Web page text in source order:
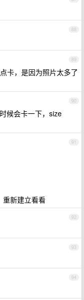
88
89
卡，是因为照片太多了
90
候会卡一下，size
91
重新建立看看
92
93
94